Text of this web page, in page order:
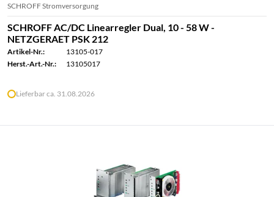
SCHROFF Stromversorgung
SCHROFF AC/DC Linearregler Dual, 10 - 58 W -
NETZGERAET PSK 212
Artikel-Nr.:
13105-017
Herst.-Art.-Nr.:
13105017
Lieferbar ca. 31.08.2026